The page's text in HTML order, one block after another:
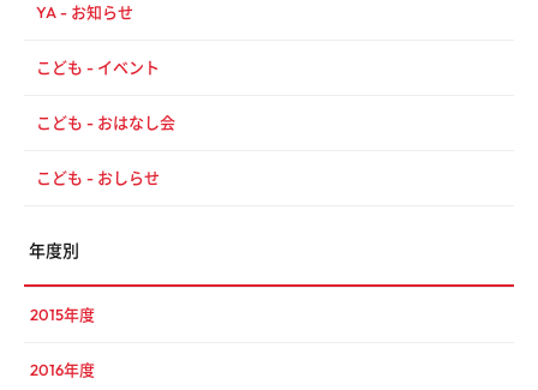
YA - お知らせ
こども - イベント
こども - おはなし会
こども - おしらせ
年度別
2015年度
2016年度